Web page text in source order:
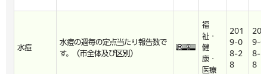
水痘
水痘の週毎の定点当たり報告数で
す。（市全体及び区別）
福
祉・
健
康・
医療
201
9-0
8-2
8
201
9-0
8-2
8